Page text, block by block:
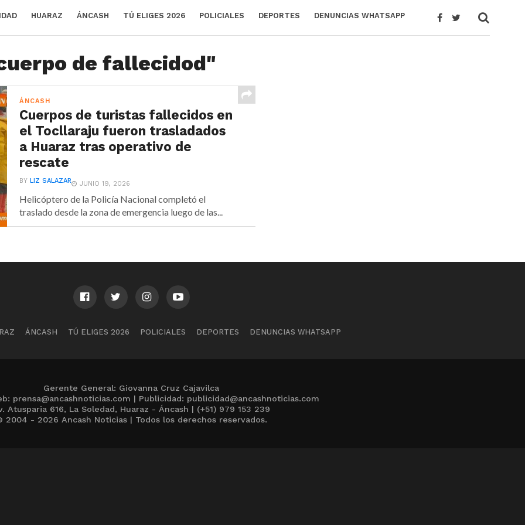
HUARAZ ÁNCASH TÚ ELIGES 2026 POLICIALES DEPORTES DENUNCIAS WHATSAPP
de fallecidod"
ÁNCASH
Cuerpos de turistas fallecidos en
el Tocllaraju fueron trasladados
a Huaraz tras operativo de
rescate
BYLIZ SALAZAR JUNIO 19, 2026
Helicóptero de la Policía Nacional completó el
traslado desde la zona de emergencia luego de las...
ÁNCASH TÚ ELIGES 2026 POLICIALES DEPORTES DENUNCIAS WHATSAPP
Gerente General: Giovanna Cruz Cajavilca
prensa@ancashnoticias.com | Publicidad: publicidad@ancashnoticias.com
Atusparia 616, La Soledad, Huaraz - Áncash | (+51) 979 153 239
2004 - 2026 Ancash Noticias | Todos los derechos reservados.